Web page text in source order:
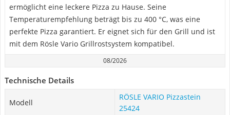
ermöglicht eine leckere Pizza zu Hause. Seine
Temperaturempfehlung beträgt bis zu 400 °C, was eine
perfekte Pizza garantiert. Er eignet sich für den Grill und ist
mit dem Rösle Vario Grillrostsystem kompatibel.
08/2026
Technische Details
Modell
RÖSLE VARIO Pizzastein
25424